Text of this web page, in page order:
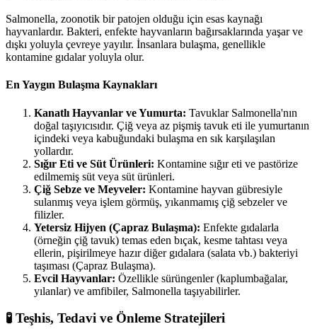
Salmonella, zoonotik bir patojen olduğu için esas kaynağı
hayvanlardır. Bakteri, enfekte hayvanların bağırsaklarında yaşar ve
dışkı yoluyla çevreye yayılır. İnsanlara bulaşma, genellikle
kontamine gıdalar yoluyla olur.
En Yaygın Bulaşma Kaynakları
Kanatlı Hayvanlar ve Yumurta: Tavuklar Salmonella'nın
doğal taşıyıcısıdır. Çiğ veya az pişmiş tavuk eti ile yumurtanın
içindeki veya kabuğundaki bulaşma en sık karşılaşılan
yollardır.
Sığır Eti ve Süt Ürünleri: Kontamine sığır eti ve pastörize
edilmemiş süt veya süt ürünleri.
Çiğ Sebze ve Meyveler: Kontamine hayvan gübresiyle
sulanmış veya işlem görmüş, yıkanmamış çiğ sebzeler ve
filizler.
Yetersiz Hijyen (Çapraz Bulaşma): Enfekte gıdalarla
(örneğin çiğ tavuk) temas eden bıçak, kesme tahtası veya
ellerin, pişirilmeye hazır diğer gıdalara (salata vb.) bakteriyi
taşıması (Çapraz Bulaşma).
Evcil Hayvanlar: Özellikle sürüngenler (kaplumbağalar,
yılanlar) ve amfibiler, Salmonella taşıyabilirler.
🧪 Teşhis, Tedavi ve Önleme Stratejileri